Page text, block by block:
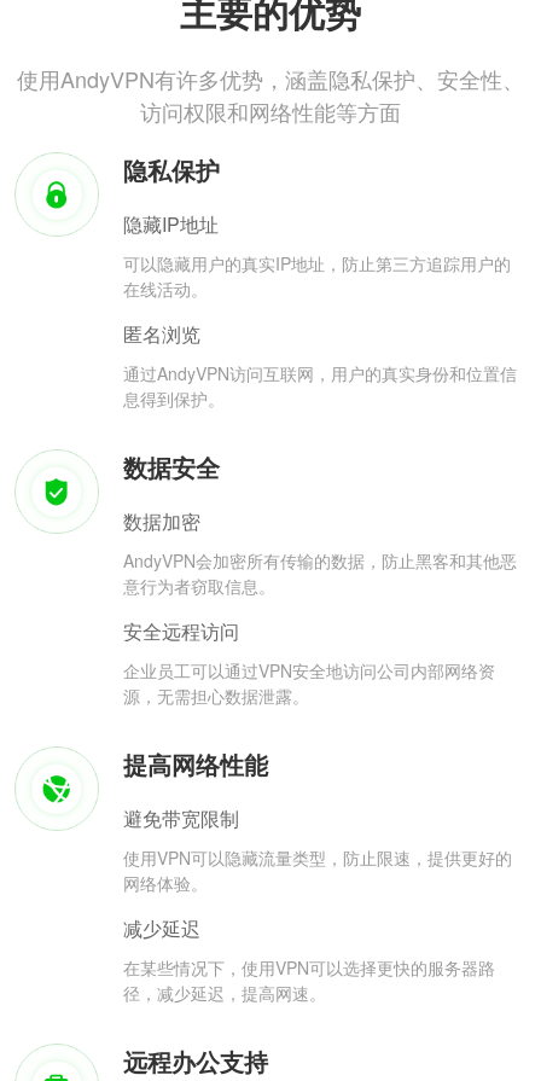
主要的优势
使用AndyVPN有许多优势，涵盖隐私保护、安全性、
访问权限和网络性能等方面
隐私保护
隐藏IP地址
可以隐藏用户的真实IP地址，防止第三方追踪用户的
在线活动。
匿名浏览
通过AndyVPN访问互联网，用户的真实身份和位置信
息得到保护。
数据安全
数据加密
AndyVPN会加密所有传输的数据，防止黑客和其他恶
意行为者窃取信息。
安全远程访问
企业员工可以通过VPN安全地访问公司内部网络资
源，无需担心数据泄露。
提高网络性能
避免带宽限制
使用VPN可以隐藏流量类型，防止限速，提供更好的
网络体验。
减少延迟
在某些情况下，使用VPN可以选择更快的服务器路
径，减少延迟，提高网速。
远程办公支持